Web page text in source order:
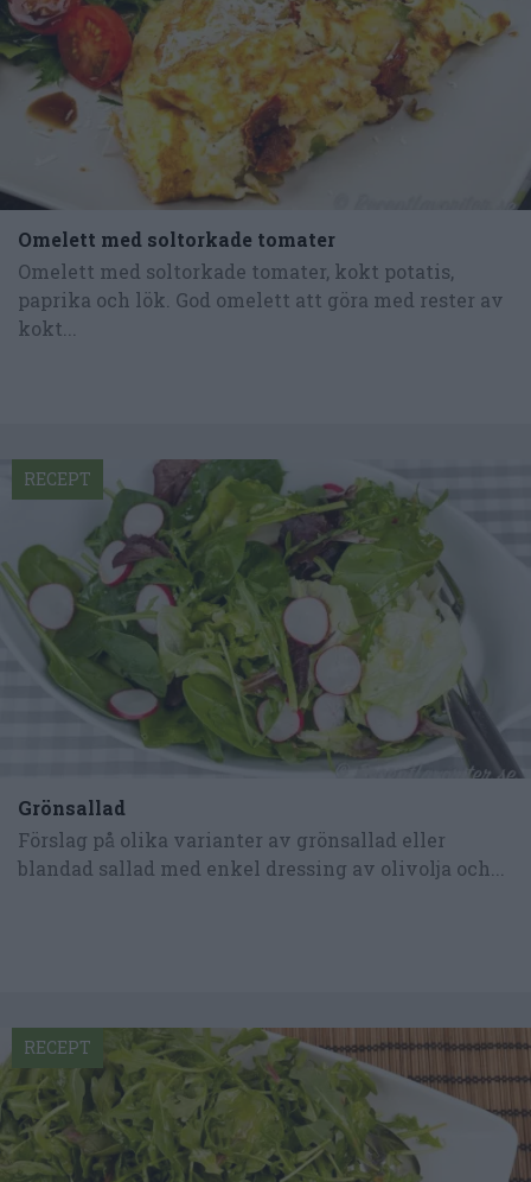
Omelett med soltorkade tomater
Omelett med soltorkade tomater, kokt potatis,
paprika och lök. God omelett att göra med rester av
kokt...
Grönsallad
Förslag på olika varianter av grönsallad eller
blandad sallad med enkel dressing av olivolja och...
RECEPT
RECEPT